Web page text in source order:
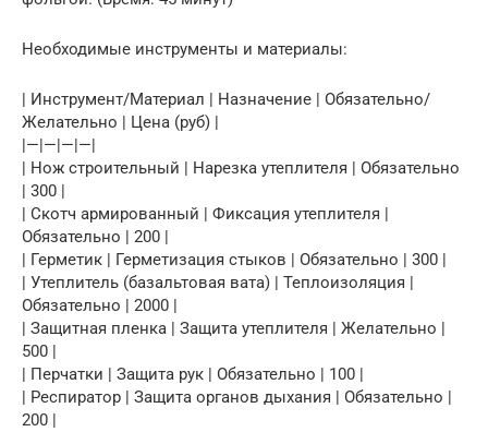
Необходимые инструменты и материалы:
| Инструмент/Материал | Назначение | Обязательно/
Желательно | Цена (руб) |
|—|—|—|—|
| Нож строительный | Нарезка утеплителя | Обязательно
| 300 |
| Скотч армированный | Фиксация утеплителя |
Обязательно | 200 |
| Герметик | Герметизация стыков | Обязательно | 300 |
| Утеплитель (базальтовая вата) | Теплоизоляция |
Обязательно | 2000 |
| Защитная пленка | Защита утеплителя | Желательно |
500 |
| Перчатки | Защита рук | Обязательно | 100 |
| Респиратор | Защита органов дыхания | Обязательно |
200 |